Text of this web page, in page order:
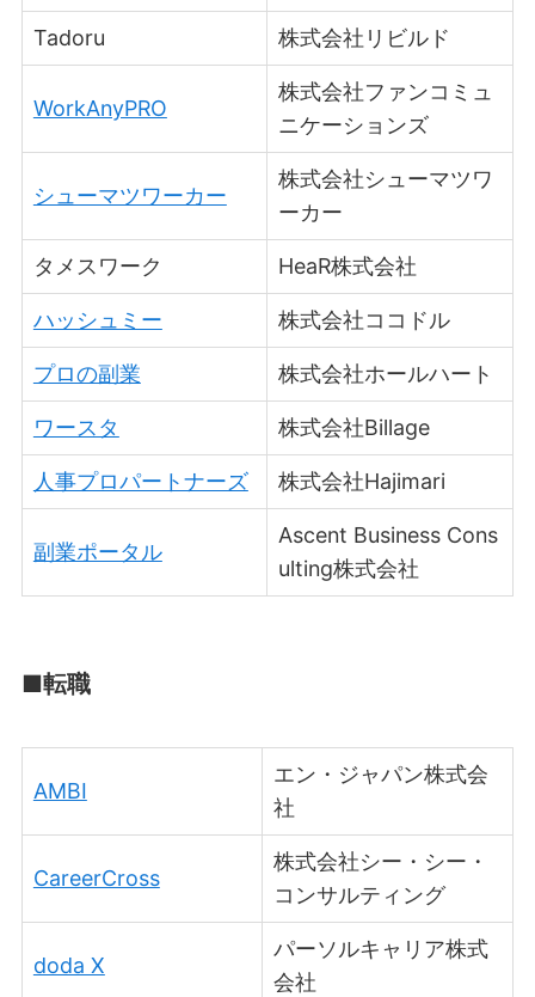
Tadoru 株式会社リビルド
WorkAnyPRO
株式会社ファンコミュ
ニケーションズ
シューマツワーカー
株式会社シューマツワ
ーカー
タメスワーク HeaR株式会社
ハッシュミー 株式会社ココドル
プロの副業 株式会社ホールハート
ワースタ 株式会社Billage
人事プロパートナーズ 株式会社Hajimari
副業ポータル
Ascent Business Cons
ulting株式会社
■転職
AMBI
エン・ジャパン株式会
社
CareerCross
株式会社シー・シー・
コンサルティング
doda X
パーソルキャリア株式
会社